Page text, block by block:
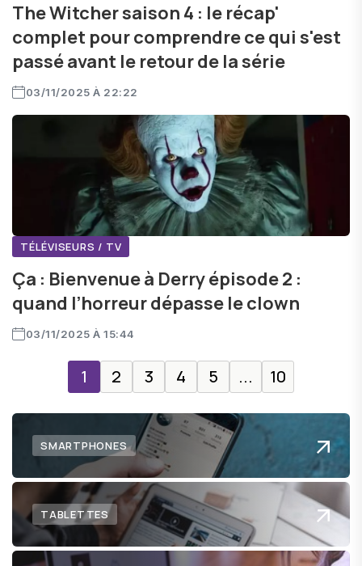
The Witcher saison 4 : le récap'
complet pour comprendre ce qui s'est
passé avant le retour de la série
03/11/2025 À 22:22
TÉLÉVISEURS / TV
Ça : Bienvenue à Derry épisode 2 :
quand l’horreur dépasse le clown
03/11/2025 À 15:44
1 2 3 4 5 ... 10
SMARTPHONES
TABLETTES